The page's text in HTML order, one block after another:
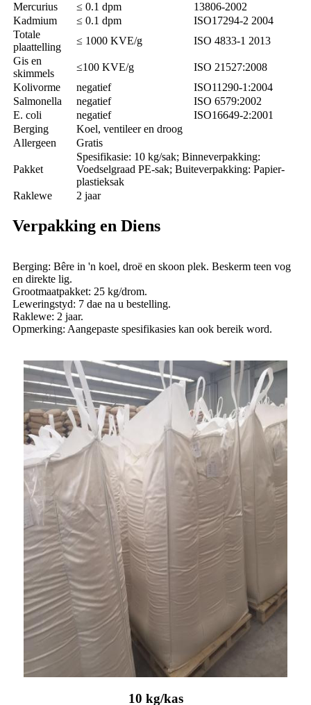
Mercurius
≤ 0.1 dpm
13806-2002
Kadmium
≤ 0.1 dpm
ISO17294-2 2004
Totale
plaattelling
≤ 1000 KVE/g
ISO 4833-1 2013
Gis en
skimmels
≤100 KVE/g
ISO 21527:2008
Kolivorme
negatief
ISO11290-1:2004
Salmonella
negatief
ISO 6579:2002
E. coli
negatief
ISO16649-2:2001
Berging
Koel, ventileer en droog
Allergeen
Gratis
Pakket
Spesifikasie: 10 kg/sak; Binneverpakking:
Voedselgraad PE-sak; Buiteverpakking: Papier-
plastieksak
Raklewe
2 jaar
Verpakking en Diens
Berging: Bêre in 'n koel, droë en skoon plek. Beskerm teen vog
en direkte lig.
Grootmaatpakket: 25 kg/drom.
Leweringstyd: 7 dae na u bestelling.
Raklewe: 2 jaar.
Opmerking: Aangepaste spesifikasies kan ook bereik word.
10 kg/kas